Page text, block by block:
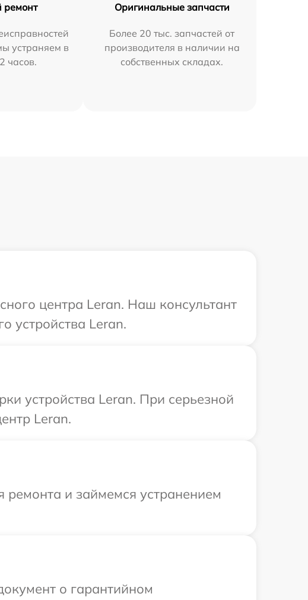
ремонт
устраняем в
часов.
Оригинальные запчасти
Более 20 тыс. запчастей от
производителя в наличии на
собственных складах.
центра Leran. Наш консультант
устройства Leran.
устройства Leran. При серьезной
Leran.
ремонта и займемся устранением
о гарантийном